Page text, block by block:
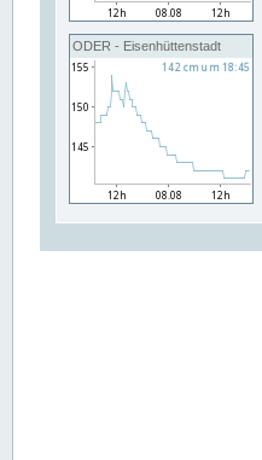
ODER - Eisenhüttenstadt